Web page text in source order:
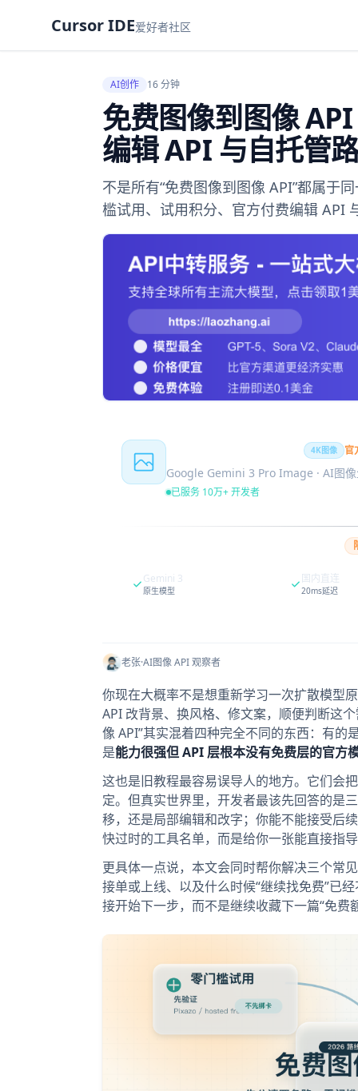
Cursor IDE爱好者社区
AI创作 16 分钟
免费图像到图像
编辑 API 与自托管
不是所有“免费图像到图像 API”都属于
槛试用、试用积分、官方付费编辑 API
4K图像 官
Google Gemini 3 Pro Image · AI图
已服务 10万+ 开发者
Gemini 3
原生模型
国内直连
20ms延迟
老张·AI图像 API 观察者
你现在大概率不是想重新学习一次扩散模型
API 改背景、换风格、修文案，顺便判断这
像 API”其实混着四种完全不同的东西：有的
是能力很强但 API 层根本没有免费层的官方
这也是旧教程最容易误导人的地方。它们会
定。但真实世界里，开发者最该先回答的是
移，还是局部编辑和改字；你能不能接受后
快过时的工具名单，而是给你一张能直接指
更具体一点说，本文会同时帮你解决三个常
接单或上线、以及什么时候“继续找免费”已
接开始下一步，而不是继续收藏下一篇“免费